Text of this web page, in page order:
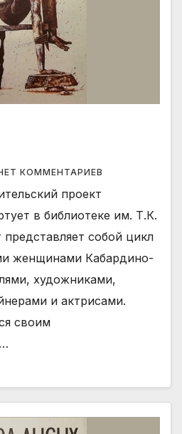
КОММЕНТАРИЕВ
проект
в библиотеке им. Т.К.
собой цикл
женщинами Кабардино-
художниками,
и актрисами.
своим